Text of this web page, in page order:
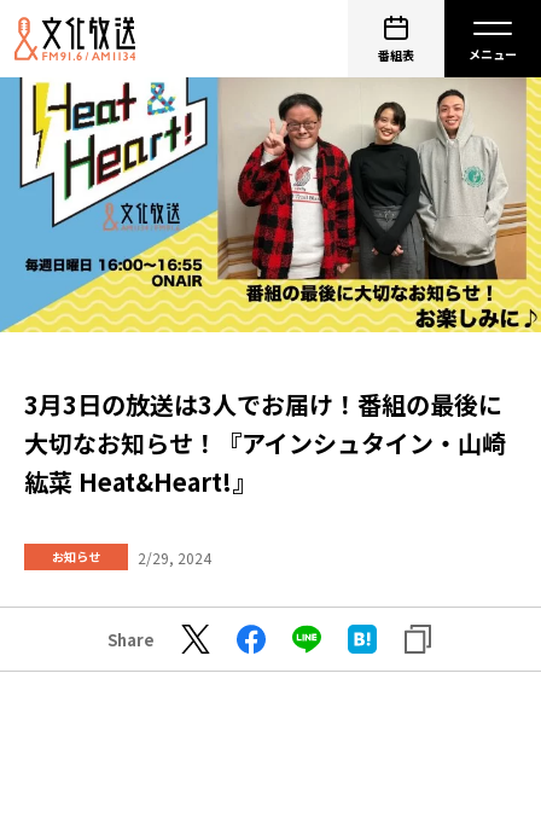
番組表
3月3日の放送は3人でお届け！番組の最後に
大切なお知らせ！『アインシュタイン・山崎
紘菜 Heat&Heart!』
お知らせ 2/29, 2024
Share